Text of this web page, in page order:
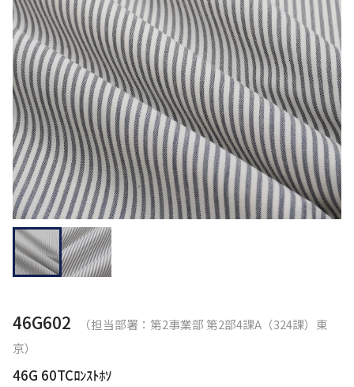
機能性から探す
会員様メニュー
ログイ
ン
お気に入
り
発注履
歴
ご利用ガイ
ド
問い合わせ
大阪本社 〒541-0052 大阪府中央区安土町3-3-9
東京本社 〒150-0001 東京都渋谷区神宮前1-3-10
お問い合わせフォームはこちら
46G602
（担当部署：第2事業部 第2部4課A（324課）東
京）
46G 60TCﾛﾝｽﾄﾎｿ